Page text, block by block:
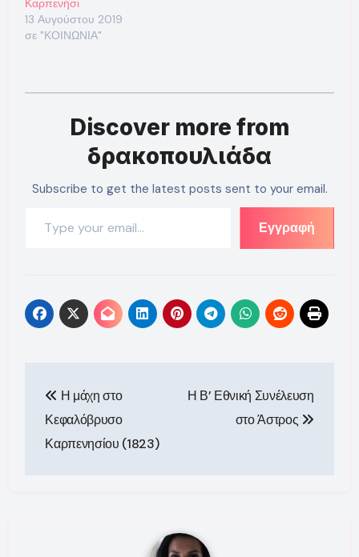
13 Αυγούστου 2019
σε "ΚΟΙΝΩΝΙΑ"
Discover more from
δρακοπουλιάδα
Subscribe to get the latest posts sent to your email.
Εγγραφή
άρθρων
Η μάχη στο
Κεφαλόβρυσο
Καρπενησίου (1823)
Η Β’ Εθνική Συνέλευση
στο Άστρος